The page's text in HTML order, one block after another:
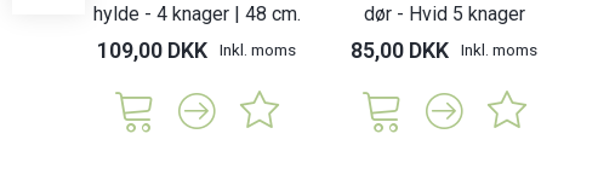
hylde - 4 knager | 48 cm.
109,00 DKK Inkl. moms
dør - Hvid 5 knager
85,00 DKK Inkl. moms